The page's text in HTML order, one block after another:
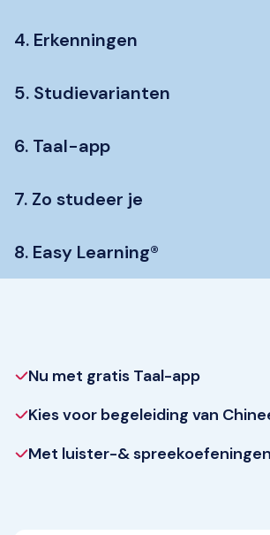
4. Erkenningen
5. Studievarianten
6. Taal-app
7. Zo studeer je
8. Easy Learning®
Nu met gratis Taal-app
Kies voor begeleiding van
Met luister-& spreekoefeningen